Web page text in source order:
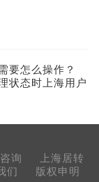
要怎么操作？
状态时上海用户
询
上海居转
们 版权申明